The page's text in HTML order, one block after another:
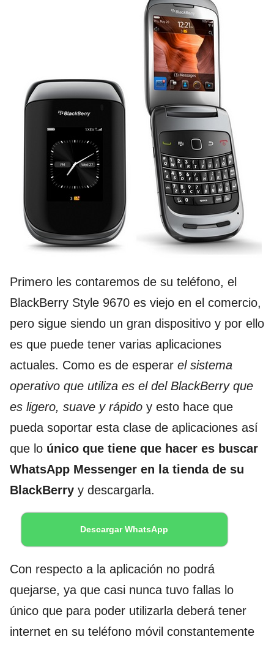
Primero les contaremos de su teléfono, el
BlackBerry Style 9670 es viejo en el comercio,
pero sigue siendo un gran dispositivo y por ello
es que puede tener varias aplicaciones
actuales. Como es de esperar el sistema
operativo que utiliza es el del BlackBerry que
es ligero, suave y rápido y esto hace que
pueda soportar esta clase de aplicaciones así
que lo único que tiene que hacer es buscar
WhatsApp Messenger en la tienda de su
BlackBerry y descargarla.
Descargar WhatsApp
Con respecto a la aplicación no podrá
quejarse, ya que casi nunca tuvo fallas lo
único que para poder utilizarla deberá tener
internet en su teléfono móvil constantemente